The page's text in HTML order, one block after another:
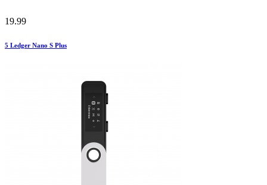
19.99
5 Ledger Nano S Plus